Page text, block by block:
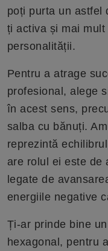
poți purta un astfel
ți activa și mai
personalității.
Pentru a atrage
profesional, alege
în acest sens,
salba cu bănuți.
reprezintă
are rolul ei este de
legate de
energiile negative
Ți-ar prinde bine
hexagonal, pentru